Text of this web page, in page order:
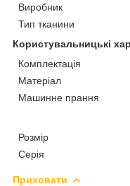
Виробник
Тип тканини
Користувальницькі
Комплектація
Матеріал
Машинне прання
Розмір
Серія
Приховати